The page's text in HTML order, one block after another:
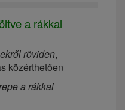
a rákkal
röviden,
közérthetően
a rákkal